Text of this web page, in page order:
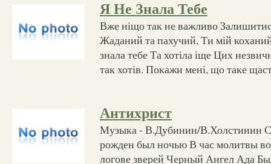
Я Не Знала Тебе
Вже ніщо так не важливо
Жаданий та пахучий, Ти мій
знала тебе Та хотіла іще Цих
так хотів. Покажи мені, що таке
Антихрист
Музыка - В.Дубинин/В.Холстинин
рожден был ночью В час молитвы
логове зверей Черный Ангел Ада